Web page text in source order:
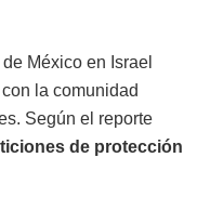
México en Israel
la comunidad
Según el reporte
de protección